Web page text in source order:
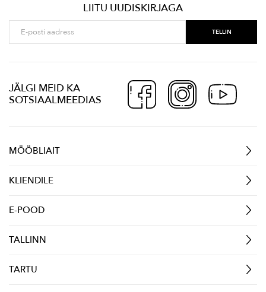
LIITU UUDISKIRJAGA
JÄLGI MEID KA
SOTSIAALMEEDIAS
MÖÖBLIAIT
KLIENDILE
E-POOD
TALLINN
TARTU